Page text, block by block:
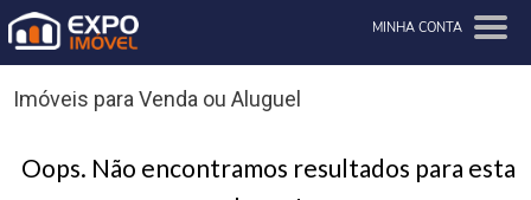
MINHA CONTA
Imóveis para Venda ou Aluguel
Oops. Não encontramos resultados para esta